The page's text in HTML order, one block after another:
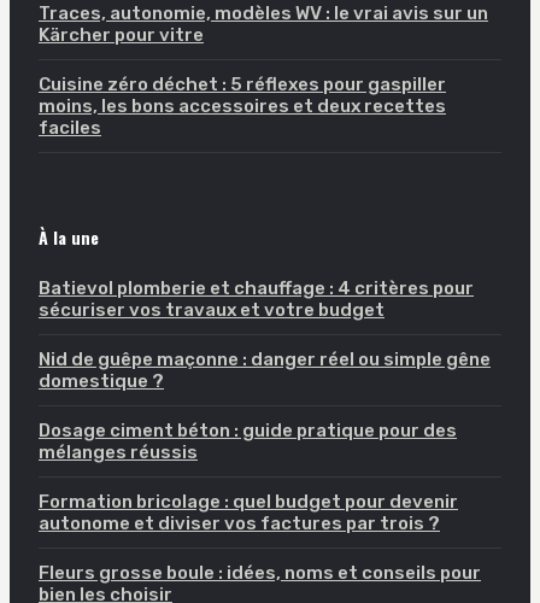
Traces, autonomie, modèles WV : le vrai avis sur un
Kärcher pour vitre
Cuisine zéro déchet : 5 réflexes pour gaspiller
moins, les bons accessoires et deux recettes
faciles
À la une
Batievol plomberie et chauffage : 4 critères pour
sécuriser vos travaux et votre budget
Nid de guêpe maçonne : danger réel ou simple gêne
domestique ?
Dosage ciment béton : guide pratique pour des
mélanges réussis
Formation bricolage : quel budget pour devenir
autonome et diviser vos factures par trois ?
Fleurs grosse boule : idées, noms et conseils pour
bien les choisir